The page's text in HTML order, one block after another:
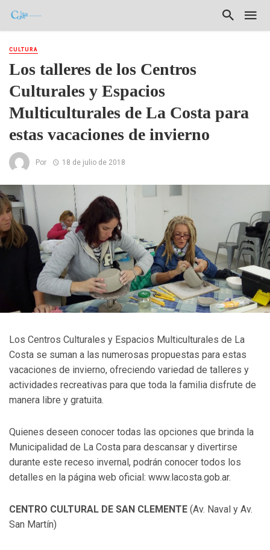
CULTURA
Los talleres de los Centros
Culturales y Espacios
Multiculturales de La Costa para
estas vacaciones de invierno
Por 18 de julio de 2018
Los Centros Culturales y Espacios Multiculturales de La
Costa se suman a las numerosas propuestas para estas
vacaciones de invierno, ofreciendo variedad de talleres y
actividades recreativas para que toda la familia disfrute de
manera libre y gratuita.
Quienes deseen conocer todas las opciones que brinda la
Municipalidad de La Costa para descansar y divertirse
durante este receso invernal, podrán conocer todos los
detalles en la página web oficial: www.lacosta.gob.ar.
CENTRO CULTURAL DE SAN CLEMENTE (Av. Naval y Av.
San Martín)